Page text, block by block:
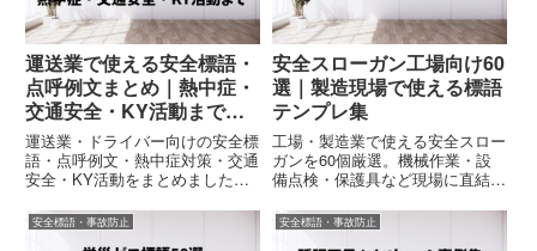
運送業で使える安全標語・
点呼例文まとめ｜熱中症・
交通安全・KY活動まで完
全網羅
運送業・ドライバー向けの安全標
語・点呼例文・熱中症対策・交通
安全・KY活動をまとめました。
礼・安全大会ですぐ使えるコピペ
OK例文集です。
安全スローガン工場向け60
選｜製造現場で使える標語
テンプレ集
工場・製造業で使える安全スロー
ガンを60個厳選。機械作業・設
備点検・保護具など現場に直結す
礼・ポスターにそのまま使えるテ
ンプレ集。
安全標語・事故防止 安全標語・事故防止